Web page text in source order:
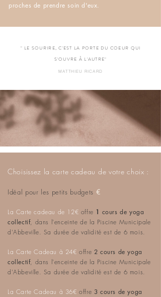
proches de prendre soin d'eux.
" LE SOURIRE, C'EST LA PORTE DU COEUR QUI
S'OUVRE À L'AUTRE"
MATTHIEU RICARD
Choisissez la carte cadeau de votre choix :
Idéal pour les petits budgets €
La Carte cadeau de 12€ offre 1 cours de yoga
collectif, dans l'enceinte de la Piscine Municipale
d'Abbeville. Sa durée de validité est de 6 mois.
La Carte Cadeau à 24€ offre 2 cours de yoga
collectif, dans l'enceinte de la Piscine Municipale
d'Abbeville. Sa durée de validité est de 6 mois.
La Carte Cadeau à 36€ offre 3 cours de yoga